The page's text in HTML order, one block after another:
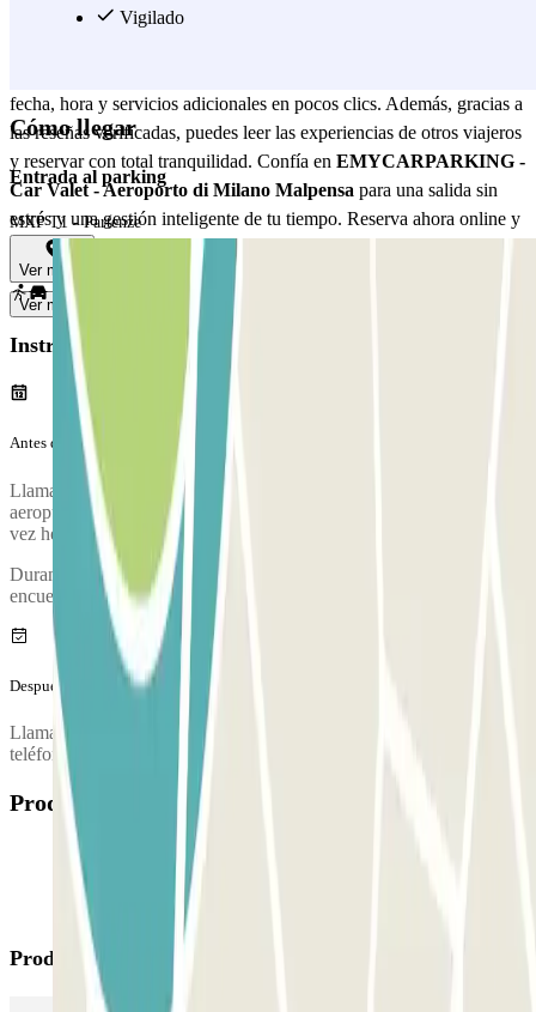
Lufthansa y Qatar Airways. Reservar tu plaza en
fecha, hora y servicios adicionales en pocos clics. Además, gracias a
las reseñas verificadas, puedes leer las experiencias de otros viajeros
y reservar con total tranquilidad. Confía en EMYCARPARKING -
Car Valet - Aeroporto di Milano Malpensa para una salida sin
estrés y una gestión inteligente de tu tiempo. Reserva ahora online y
disfruta de tu viaje con la seguridad de un servicio profesional y
fiable.
Ver más
Vigilado
Cómo llegar
Entrada al parking
MXP T1 - Partenze
Ver mapa
Instrucciones
Antes de tu viaje
Llama al parking aproximadamente 30 minutos antes de llegar al
aeropuerto. El número de teléfono del parking se proporcionará una
vez hecha la reserva.
Durante la llamada, una persona te confirmará el punto de
encuentro.
Después de tu viaje
Llama al parking para solicitar la entrega del vehículo. El número de
teléfono del parking se proporcionará una vez hecha la reserva.
Productos disponibles
Productos de Parclick